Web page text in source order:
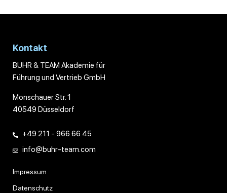
Kontakt
BUHR & TEAM Akademie für
Führung und Vertrieb GmbH
Monschauer Str. 1
40549 Düsseldorf
+49 211 - 966 66 45
info@buhr-team.com
Impressum
Datenschutz